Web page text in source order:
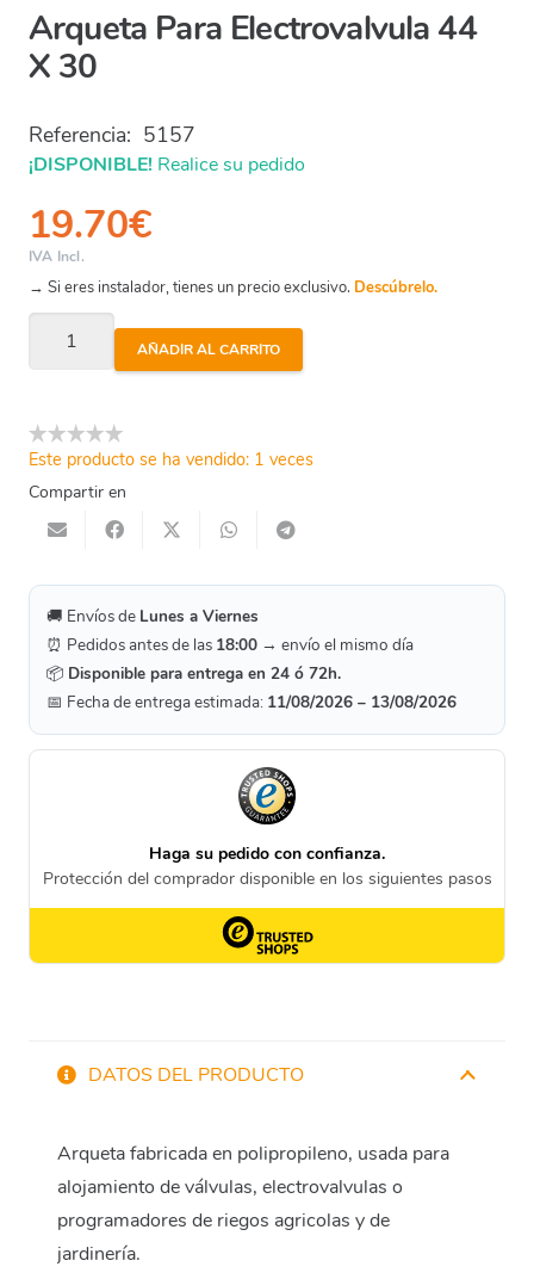
Arqueta Para Electrovalvula 44
X 30
Referencia: 5157
¡DISPONIBLE! Realice su pedido
19.70€
IVA Incl.
→ Si eres instalador, tienes un precio exclusivo. Descúbrelo.
Arqueta
Para
44
X
30
cantidad
AÑADIR AL CARRITO
Este producto se ha vendido: 1 veces
Compartir en
🚚 Envíos de Lunes a Viernes
⏰ Pedidos antes de las 18:00 → envío el mismo día
📦 Disponible para entrega en 24 ó 72h.
📅 Fecha de entrega estimada: 11/08/2026 – 13/08/2026
DATOS DEL PRODUCTO
Arqueta fabricada en polipropileno, usada para
alojamiento de válvulas, electrovalvulas o
programadores de riegos agricolas y de
jardinería.